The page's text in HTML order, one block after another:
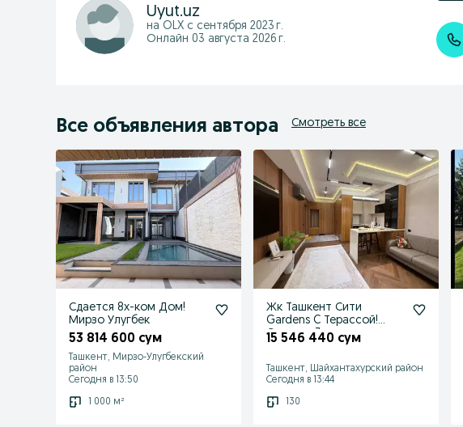
Uyut.uz
на OLX с сентября 2023 г.
Онлайн 03 августа 2026 г.
Все объявления автора Смотреть все
Сдается 8х-ком Дом!
Мирзо Улугбек
53 814 600 сум
Ташкент, Мирзо-Улугбекский
район
Сегодня в 13:50
1 000 м²
Жк Ташкент Сити
Gardens C Терассой!
Сдается 3х-ком
15 546 440 сум
Ташкент, Шайхантахурский район
Сегодня в 13:44
130